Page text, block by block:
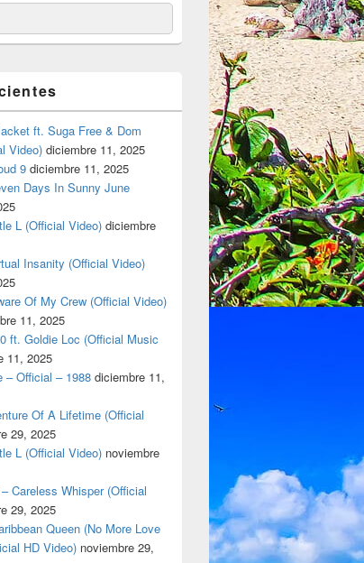
www.monterreycannabis.com PRUEBALA!
ft. Suga Free & Dom
Video) diciembre 11, 2025
9 diciembre 11, 2025
Days In Sunny June
L (Official Video) diciembre
Insanity (Official Video)
Of My Crew (Official Video)
11, 2025
ft. Goldie Loc (Official Music
11, 2025
– Official – 1988 diciembre 11,
Of A Lifetime (Official
29, 2025
L (Official Video) noviembre
Careless Whisper (Official
29, 2025
Queen (No More Love
HD Video) noviembre 29,